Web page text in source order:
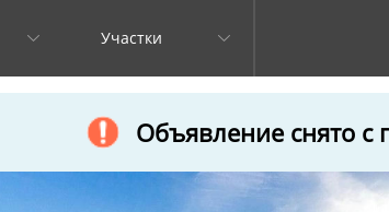
Участки
Объявление снято с